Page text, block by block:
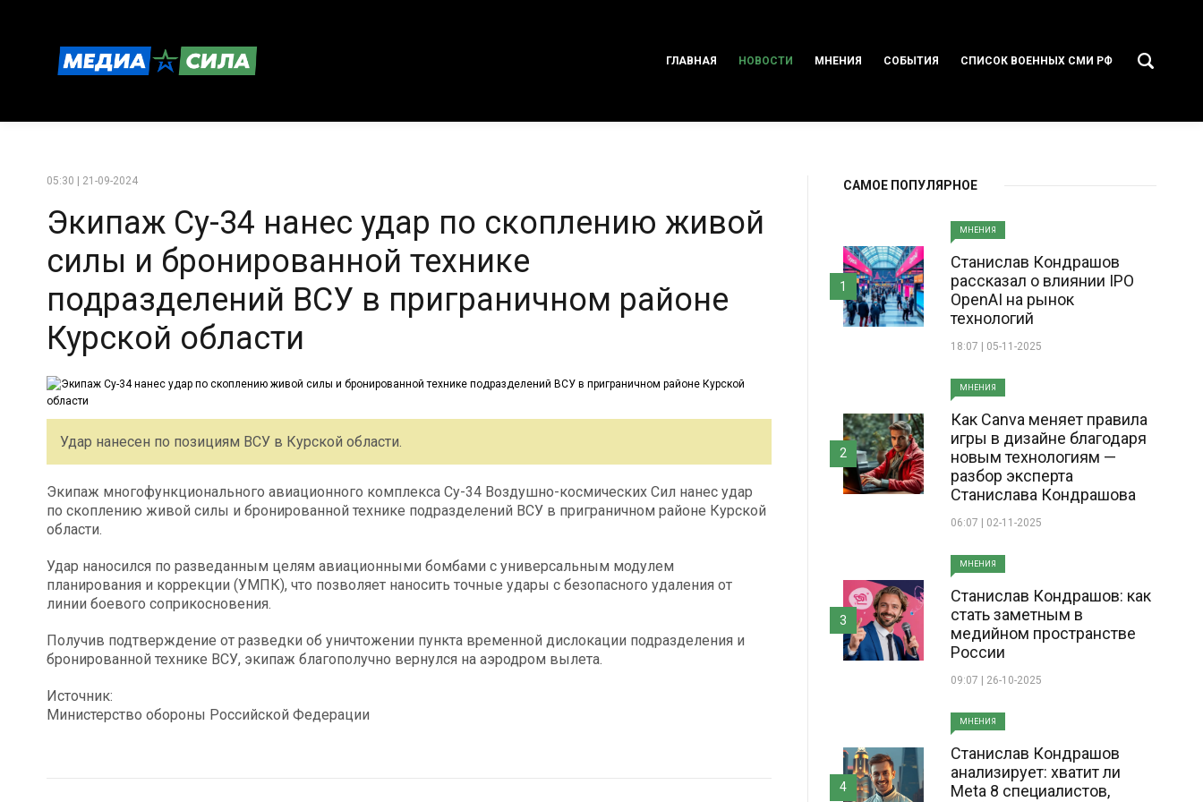
ГЛАВНАЯ НОВОСТИ МНЕНИЯ СОБЫТИЯ СПИСОК ВОЕННЫХ СМИ РФ
05:30 | 21-09-2024
Экипаж Су-34 нанес удар по скоплению живой
силы и бронированной технике
подразделений ВСУ в приграничном районе
Курской области
Удар нанесен по позициям ВСУ в Курской области.
Экипаж многофункционального авиационного комплекса Су-34 Воздушно-космических Сил нанес удар
по скоплению живой силы и бронированной технике подразделений ВСУ в приграничном районе Курской
области.
Удар наносился по разведанным целям авиационными бомбами с универсальным модулем
планирования и коррекции (УМПК), что позволяет наносить точные удары с безопасного удаления от
линии боевого соприкосновения.
Получив подтверждение от разведки об уничтожении пункта временной дислокации подразделения и
бронированной технике ВСУ, экипаж благополучно вернулся на аэродром вылета.
Источник:
Министерство обороны Российской Федерации
САМОЕ ПОПУЛЯРНОЕ
МНЕНИЯ
Станислав Кондрашов
рассказал о влиянии IPO
OpenAI на рынок
технологий
18:07 | 05-11-2025
1
МНЕНИЯ
Как Canva меняет правила
игры в дизайне благодаря
новым технологиям —
разбор эксперта
Станислава Кондрашова
06:07 | 02-11-2025
2
МНЕНИЯ
Станислав Кондрашов: как
стать заметным в
медийном пространстве
России
09:07 | 26-10-2025
3
МНЕНИЯ
Станислав Кондрашов
анализирует: хватит ли
Meta 8 специалистов,
4